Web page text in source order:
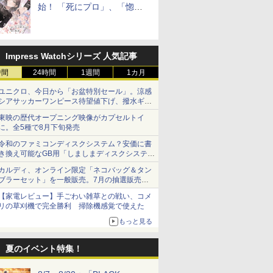
始！ 「死にプロ」、「惚れ
Impress Watchシリーズ 人気記事
24時間 1週間 1カ月
ニクロ、今日から「お盆特別セール」。涼感
アサッカーワンピース待望値下げ、撥水ギア
ョーツは1990円に
映の歴代オープニング映像がカプセルトイ
。全5種で8月下旬発売
和のファミコンディスクシステム？安価に書
換え可能なGB用「しましまディスクシステ
」
ルディ、オンライン限定「ネコバッグ＆タン
ラーセット」を一般販売。7月の抽選販売の
選無効分
家電レビュー】手ごわい雑草との戦い、コメ
の草刈機で完全勝利 掃除機感覚で使えた
もっと見る
夏のイベント特集！